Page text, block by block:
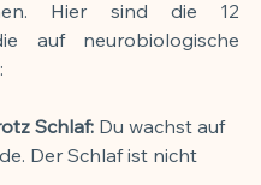
Hier sind die 12
auf neurobiologische
Schlaf: Du wachst auf
Der Schlaf ist nicht